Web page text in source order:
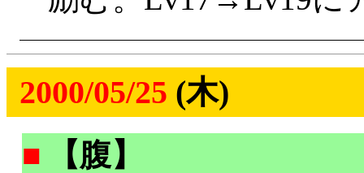
2000/05/25 (木)
■
【腹】